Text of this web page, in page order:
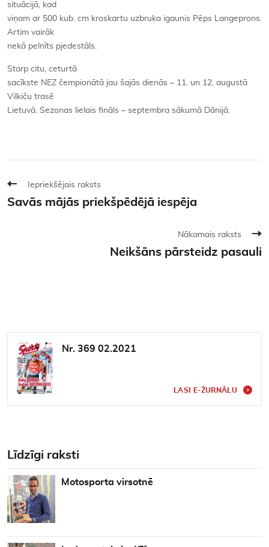
situācijā, kad
viņam ar 500 kub. cm kroskartu uzbruka igaunis Pēps Langeprons.
Artim vairāk
nekā pelnīts pjedestāls.
Starp citu, ceturtā
sacīkste NEZ čempionātā jau šajās dienās – 11. un 12. augustā
Vilkiču trasē
Lietuvā. Sezonas lielais fināls – septembra sākumā Dānijā.
Iepriekšējais raksts
Savās mājās priekšpēdējā iespēja
Nākamais raksts
Neikšāns pārsteidz pasauli
Nr. 369 02.2021
LASI E-ŽURNĀLU
Līdzīgi raksti
Motosporta virsotnē